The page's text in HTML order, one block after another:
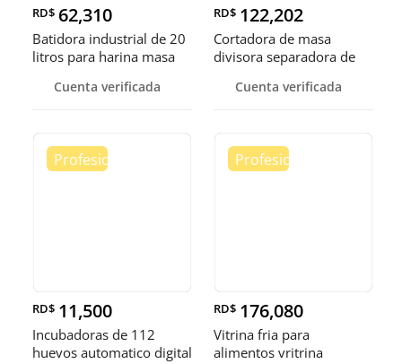
RD$ 62,310
Batidora industrial de 20
litros para harina masa
Cuenta verificada
RD$ 122,202
Cortadora de masa
divisora separadora de
Cuenta verificada
RD$ 11,500
Incubadoras de 112
huevos automatico digital
RD$ 176,080
Vitrina fria para
alimentos vritrina